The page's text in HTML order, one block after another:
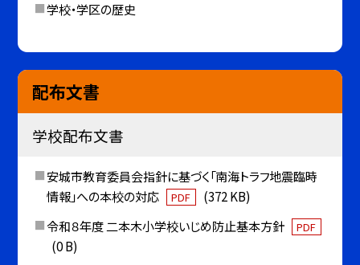
学校・学区の歴史
配布文書
学校配布文書
安城市教育委員会指針に基づく「南海トラフ地震臨時
情報」への本校の対応
PDF
(372 KB)
令和８年度 二本木小学校いじめ防止基本方針
PDF
(0 B)